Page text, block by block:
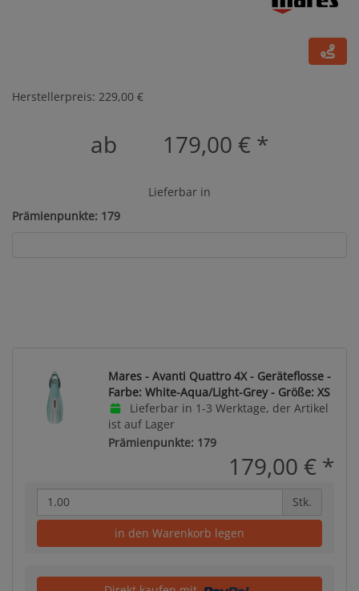
Herstellerpreis: 229,00 €
ab 179,00 € *
Lieferbar in
Prämienpunkte: 179
Mares - Avanti Quattro 4X - Geräteflosse -
Farbe: White-Aqua/Light-Grey - Größe: XS
Lieferbar in 1-3 Werktage, der Artikel
ist auf Lager
Prämienpunkte: 179
179,00 € *
Stk.
in den Warenkorb legen